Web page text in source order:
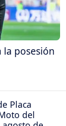
la posesión
Placa
del